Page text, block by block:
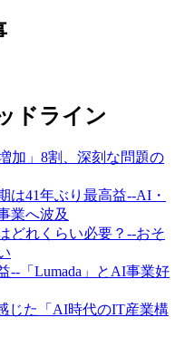
ドライン
加」8割、深刻な問題の
は41年ぶり最高益--AI・
業へ波及
どれくらい必要？--おそ
--「Lumada」とAI事業好
じた「AI時代のIT産業構